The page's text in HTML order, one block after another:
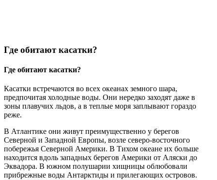
Где обитают касатки?
Где обитают касатки?
Касатки встречаются во всех океанах земного шара,
предпочитая холодные воды. Они нередко заходят даже в
зоны плавучих льдов, а в теплые моря заплывают гораздо
реже.
В Атлантике они живут преимущественно у берегов
Северной и Западной Европы, возле северо-восточного
побережья Северной Америки. В Тихом океане их больше
находится вдоль западных берегов Америки от Аляски до
Эквадора. В южном полушарии хищницы облюбовали
прибрежные воды Антарктиды и прилегающих островов.